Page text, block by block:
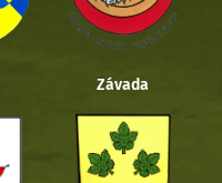
Závada